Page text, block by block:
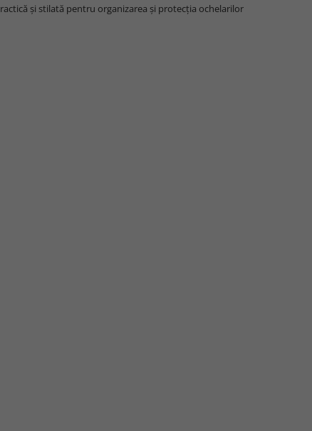
și stilată pentru organizarea și protecția ochelarilor